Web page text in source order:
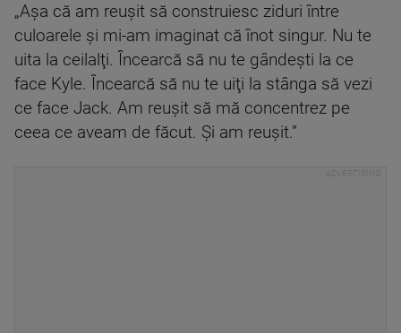
„Aşa că am reuşit să construiesc ziduri între
culoarele şi mi-am imaginat că înot singur. Nu te
uita la ceilalţi. Încearcă să nu te gândeşti la ce
face Kyle. Încearcă să nu te uiţi la stânga să vezi
ce face Jack. Am reuşit să mă concentrez pe
ceea ce aveam de făcut. Şi am reuşit.”